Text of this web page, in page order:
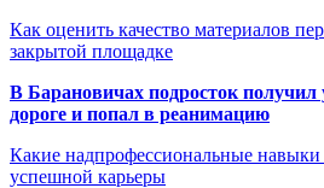
Как оценить качество материалов
закрытой площадке
В Барановичах подросток получил
дороге и попал в реанимацию
Какие надпрофессиональные навыки
успешной карьеры